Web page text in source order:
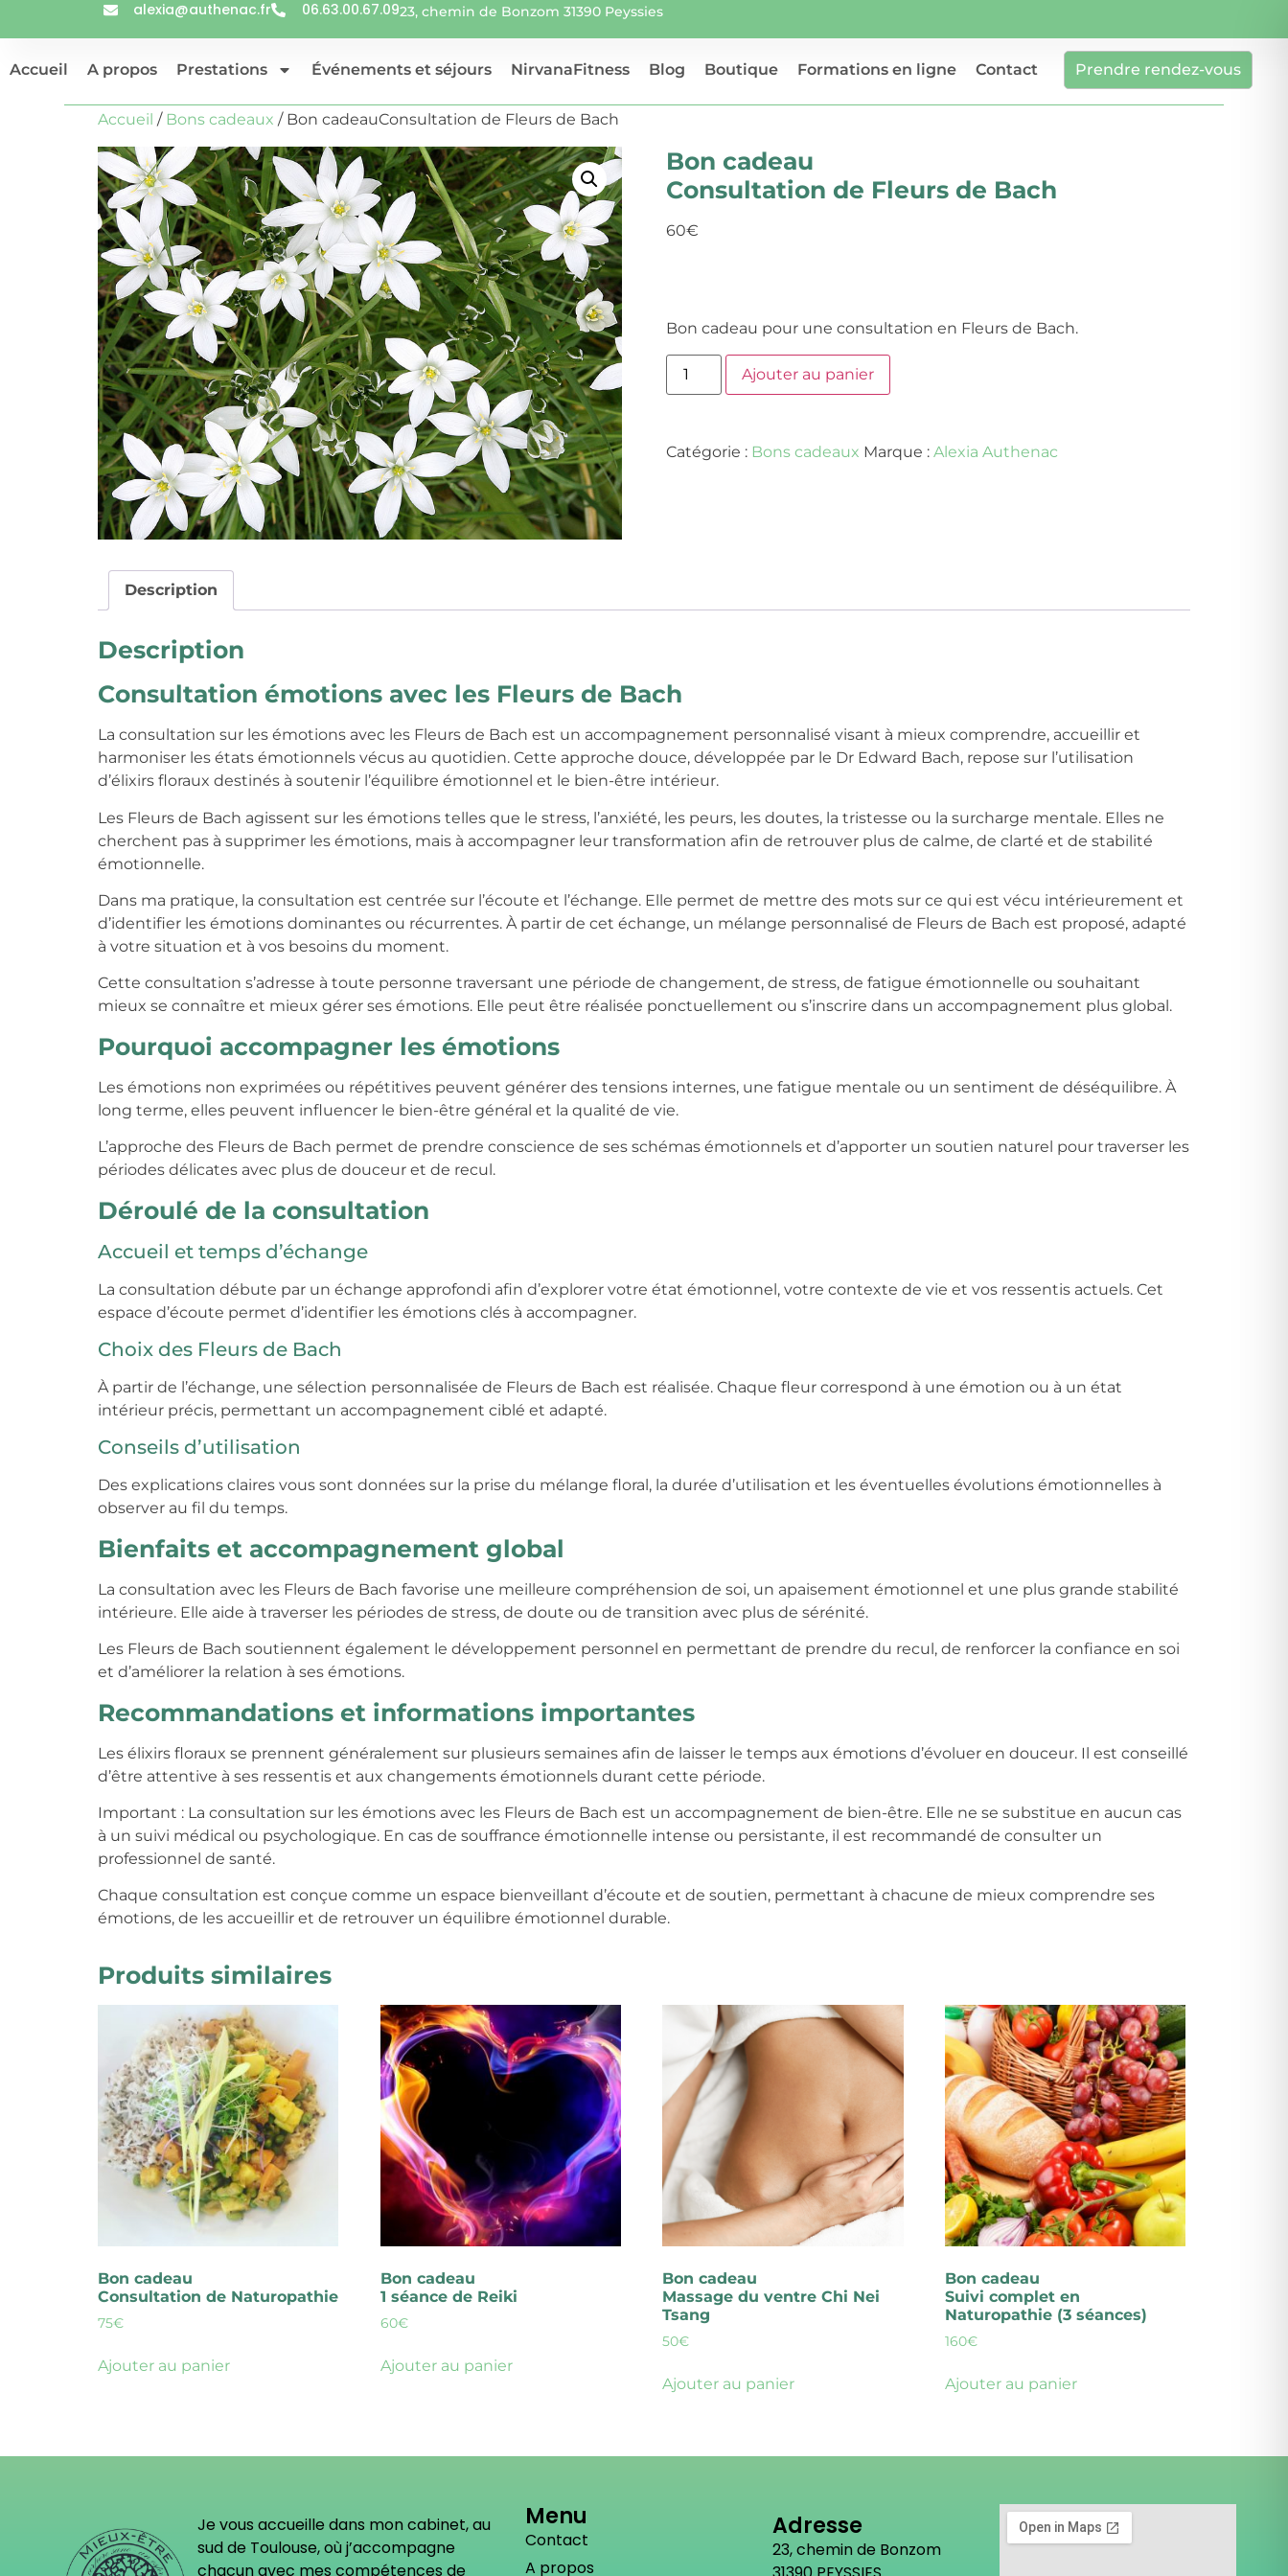
alexia@authenac.fr 06.63.00.67.0923, chemin de Bonzom 31390 Peyssies
Accueil A propos Prestations Événements et séjours NirvanaFitness Blog Boutique Formations en ligne Contact Prendre rendez-vous
Accueil / Bons cadeaux / Bon cadeauConsultation de Fleurs de Bach
Bon cadeau
Consultation de Fleurs de Bach
60€
Bon cadeau pour une consultation en Fleurs de Bach.
Ajouter au panier
Catégorie : Bons cadeaux Marque : Alexia Authenac
Description
Description
Consultation émotions avec les Fleurs de Bach
La consultation sur les émotions avec les Fleurs de Bach est un accompagnement personnalisé visant à mieux comprendre, accueillir et
harmoniser les états émotionnels vécus au quotidien. Cette approche douce, développée par le Dr Edward Bach, repose sur l’utilisation
d’élixirs floraux destinés à soutenir l’équilibre émotionnel et le bien-être intérieur.
Les Fleurs de Bach agissent sur les émotions telles que le stress, l’anxiété, les peurs, les doutes, la tristesse ou la surcharge mentale. Elles ne
cherchent pas à supprimer les émotions, mais à accompagner leur transformation afin de retrouver plus de calme, de clarté et de stabilité
émotionnelle.
Dans ma pratique, la consultation est centrée sur l’écoute et l’échange. Elle permet de mettre des mots sur ce qui est vécu intérieurement et
d’identifier les émotions dominantes ou récurrentes. À partir de cet échange, un mélange personnalisé de Fleurs de Bach est proposé, adapté
à votre situation et à vos besoins du moment.
Cette consultation s’adresse à toute personne traversant une période de changement, de stress, de fatigue émotionnelle ou souhaitant
mieux se connaître et mieux gérer ses émotions. Elle peut être réalisée ponctuellement ou s’inscrire dans un accompagnement plus global.
Pourquoi accompagner les émotions
Les émotions non exprimées ou répétitives peuvent générer des tensions internes, une fatigue mentale ou un sentiment de déséquilibre. À
long terme, elles peuvent influencer le bien-être général et la qualité de vie.
L’approche des Fleurs de Bach permet de prendre conscience de ses schémas émotionnels et d’apporter un soutien naturel pour traverser les
périodes délicates avec plus de douceur et de recul.
Déroulé de la consultation
Accueil et temps d’échange
La consultation débute par un échange approfondi afin d’explorer votre état émotionnel, votre contexte de vie et vos ressentis actuels. Cet
espace d’écoute permet d’identifier les émotions clés à accompagner.
Choix des Fleurs de Bach
À partir de l’échange, une sélection personnalisée de Fleurs de Bach est réalisée. Chaque fleur correspond à une émotion ou à un état
intérieur précis, permettant un accompagnement ciblé et adapté.
Conseils d’utilisation
Des explications claires vous sont données sur la prise du mélange floral, la durée d’utilisation et les éventuelles évolutions émotionnelles à
observer au fil du temps.
Bienfaits et accompagnement global
La consultation avec les Fleurs de Bach favorise une meilleure compréhension de soi, un apaisement émotionnel et une plus grande stabilité
intérieure. Elle aide à traverser les périodes de stress, de doute ou de transition avec plus de sérénité.
Les Fleurs de Bach soutiennent également le développement personnel en permettant de prendre du recul, de renforcer la confiance en soi
et d’améliorer la relation à ses émotions.
Recommandations et informations importantes
Les élixirs floraux se prennent généralement sur plusieurs semaines afin de laisser le temps aux émotions d’évoluer en douceur. Il est conseillé
d’être attentive à ses ressentis et aux changements émotionnels durant cette période.
Important : La consultation sur les émotions avec les Fleurs de Bach est un accompagnement de bien-être. Elle ne se substitue en aucun cas
à un suivi médical ou psychologique. En cas de souffrance émotionnelle intense ou persistante, il est recommandé de consulter un
professionnel de santé.
Chaque consultation est conçue comme un espace bienveillant d’écoute et de soutien, permettant à chacune de mieux comprendre ses
émotions, de les accueillir et de retrouver un équilibre émotionnel durable.
Produits similaires
Bon cadeau
Consultation de Naturopathie
75€
Ajouter au panier
Bon cadeau
1 séance de Reiki
60€
Ajouter au panier
Bon cadeau
Massage du ventre Chi Nei
Tsang
50€
Ajouter au panier
Bon cadeau
Suivi complet en
Naturopathie (3 séances)
160€
Ajouter au panier
Je vous accueille dans mon cabinet, au
sud de Toulouse, où j’accompagne
chacun avec mes compétences de
Menu
Contact
A propos
Adresse
23, chemin de Bonzom